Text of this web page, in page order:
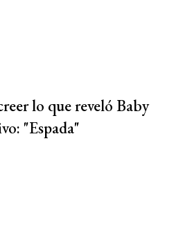
lo que reveló Baby
"Espada"